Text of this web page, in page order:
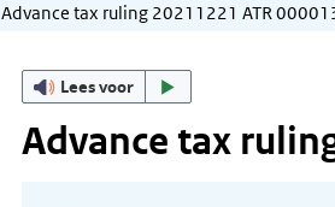
Advance tax ruling 20211221 ATR
Lees voor
Advance tax